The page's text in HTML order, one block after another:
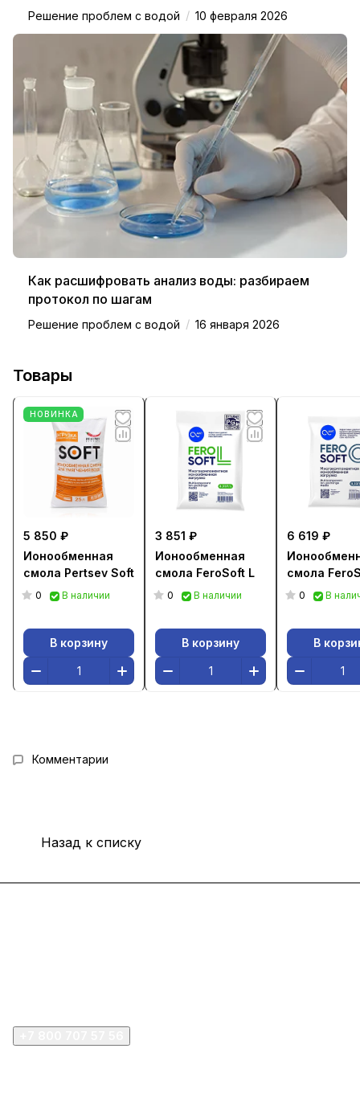
Решение проблем с водой / 10 февраля 2026
Как расшифровать анализ воды: разбираем
протокол по шагам
Решение проблем с водой / 16 января 2026
Товары
НОВИНКА
5 850 ₽
Ионообменная
смола Pertsev Soft
0 В наличии
В корзину
3 851 ₽
Ионообменная
смола FeroSoft L
0 В наличии
В корзину
6 619 ₽
смола
0 В
В
Комментарии
Назад к списку